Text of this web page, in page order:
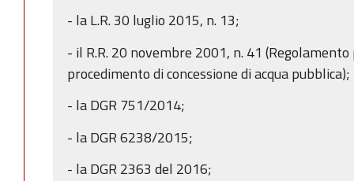
- la L.R. 30 luglio 2015, n. 13;
- il R.R. 20 novembre 2001, n. 41
procedimento di concessione di acqua pubblica);
- la DGR 751/2014;
- la DGR 6238/2015;
- la DGR 2363 del 2016;